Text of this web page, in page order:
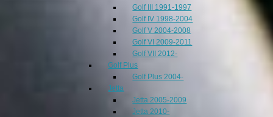
Golf III 1991-1997
Golf IV 1998-2004
Golf V 2004-2008
Golf VI 2009-2011
Golf VII 2012-
Golf Plus
Golf Plus 2004-
Jetta
Jetta 2005-2009
Jetta 2010-